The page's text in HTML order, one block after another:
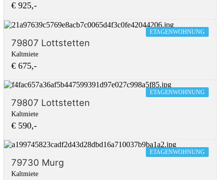
€ 925,-
ETAGENWOHNUNG
79807 Lottstetten
Kaltmiete
€ 675,-
ETAGENWOHNUNG
79807 Lottstetten
Kaltmiete
€ 590,-
ETAGENWOHNUNG
79730 Murg
Kaltmiete